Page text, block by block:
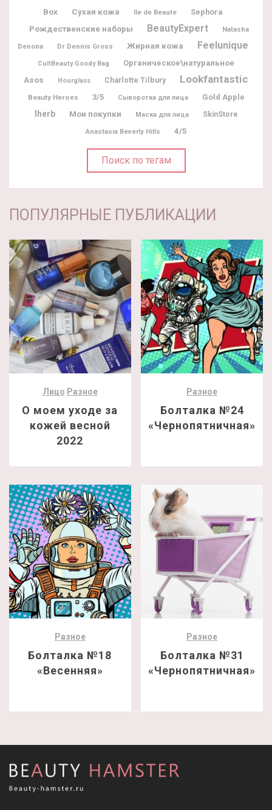
Box
Сухая кожа Ile de Beaute Sephora
Рождественские наборы BeautyExpert
Natasha
Denona
Dr Dennis Gross Жирная кожа Feelunique
CultBeauty Goody Bag
Органическое\натуральное
Asos
Hourglass Charlotte Tilbury Lookfantastic
Beauty Heroes 3/5 Сыворотка для лица Gold Apple
Iherb Мои покупки Маска для лица SkinStore
Anastasia Beverly Hills 4/5
Поиск по тегам
ПОПУЛЯРНЫЕ ПУБЛИКАЦИИ
Лицо Разное
О моем уходе за
кожей весной
2022
Разное
Болталка №24
«Чернопятничная»
Разное
Болталка №18
«Весенняя»
Разное
Болталка №31
«Чернопятничная»